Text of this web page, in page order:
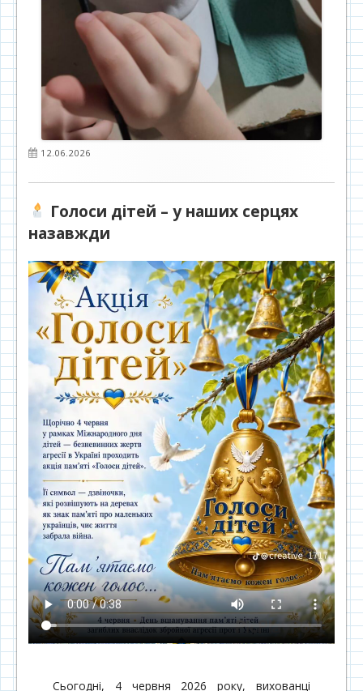
Опубліковано
12.06.2026
Голоси дітей – у наших серцях
назавжди
Сьогодні, 4 червня 2026 року, вихованці